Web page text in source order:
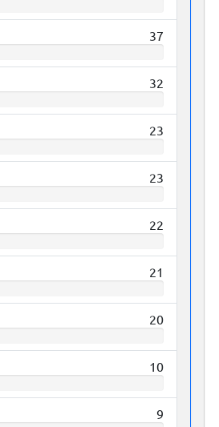
37
32
23
23
22
21
20
10
9